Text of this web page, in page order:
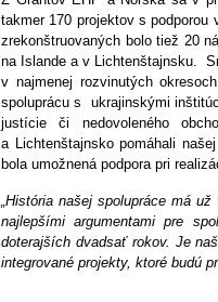
takmer 170 projektov s
zrekonštruovaných bolo tiež 20
na Islande a v Lichtenštajnsku.
v najmenej rozvinutých
spoluprácu s ukrajinskými
justície či nedovoleného
a Lichtenštajnsko pomáhali
bola umožnená podpora pri
„História našej spolupráce má
najlepšími argumentami pre
doterajších dvadsať rokov. Je
integrované projekty, ktoré budú